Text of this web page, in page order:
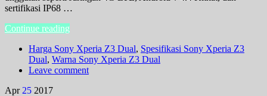
sertifikasi IP68 …
Continue reading
Harga Sony Xperia Z3 Dual, Spesifikasi Sony Xperia Z3
Dual, Warna Sony Xperia Z3 Dual
Leave comment
Apr 25 2017